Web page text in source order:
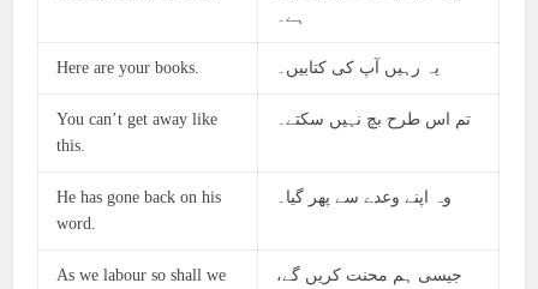
ہے۔
Here are your books. یہ رہیں آپ کی کتابیں۔
You can’t get away like
this.
تم اس طرح بچ نہیں سکتے۔
He has gone back on his
word.
وہ اپنے وعدے سے پھر گیا۔
As we labour so shall we
جیسی ہم محنت کریں گے،